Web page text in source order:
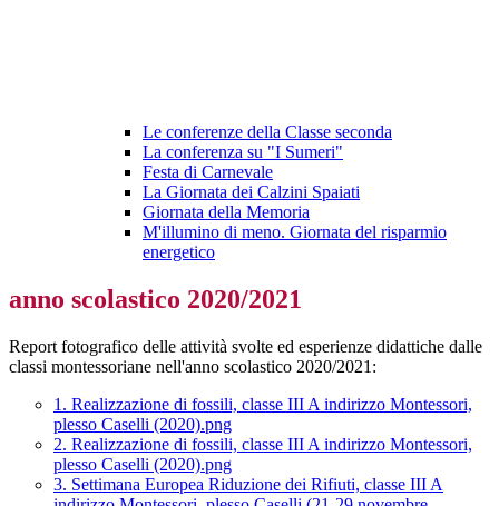
Le conferenze della Classe seconda
La conferenza su "I Sumeri"
Festa di Carnevale
La Giornata dei Calzini Spaiati
Giornata della Memoria
M'illumino di meno. Giornata del risparmio
energetico
anno scolastico 2020/2021
Report fotografico delle attività svolte ed esperienze didattiche dalle
classi montessoriane nell'anno scolastico 2020/2021:
1. Realizzazione di fossili, classe III A indirizzo Montessori,
plesso Caselli (2020).png
2. Realizzazione di fossili, classe III A indirizzo Montessori,
plesso Caselli (2020).png
3. Settimana Europea Riduzione dei Rifiuti, classe III A